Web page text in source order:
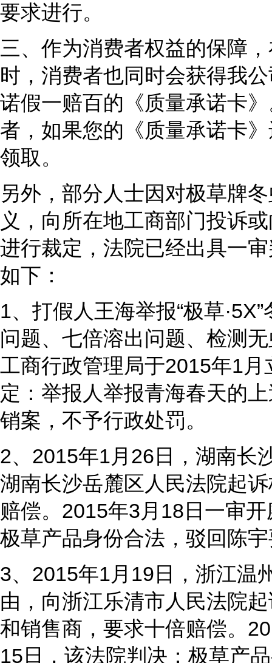
要求进行。
三、作为消费者权益的保障
时，消费者也同时会获得我
诺假一赔百的《质量承诺卡
者，如果您的《质量承诺卡
领取。
另外，部分人士因对极草牌
义，向所在地工商部门投诉
进行裁定，法院已经出具一
如下：
1、打假人王海举报“极草
问题、七倍溶出问题、检测
工商行政管理局于2015年1
定：举报人举报青海春天的
销案，不予行政处罚。
2、2015年1月26日，湖南长
湖南长沙岳麓区人民法院起
赔偿。2015年3月18日一审
极草产品身份合法，驳回陈
3、2015年1月19日，浙江温
由，向浙江乐清市人民法院
和销售商，要求十倍赔偿。
15日，该法院判决：极草产